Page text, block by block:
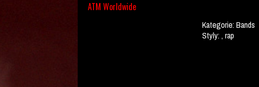
ATM Worldwide
Kategorie:Bands
Styly:, rap